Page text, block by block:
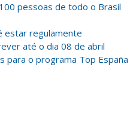
pessoas de todo o Brasil
estar regulamente
até o dia 08 de abril
para o programa Top España